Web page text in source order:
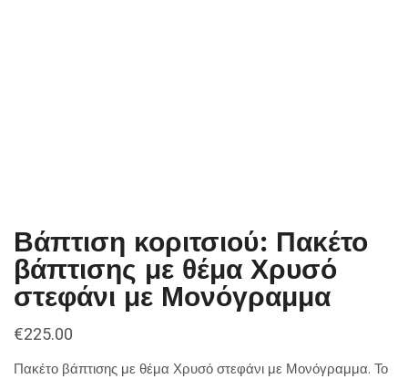
Βάπτιση κοριτσιού: Πακέτο
βάπτισης με θέμα Χρυσό
στεφάνι με Μονόγραμμα
€225.00
Πακέτο βάπτισης με θέμα Χρυσό στεφάνι με Μονόγραμμα. Το